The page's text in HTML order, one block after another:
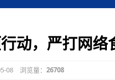
动，严打网络
08 浏览量： 26708